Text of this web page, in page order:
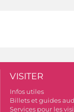
VISITER
Infos utiles
Billets et guides
Services pour les